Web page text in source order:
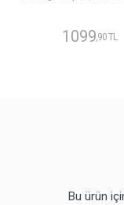
1099,90 TL
Bu ürün